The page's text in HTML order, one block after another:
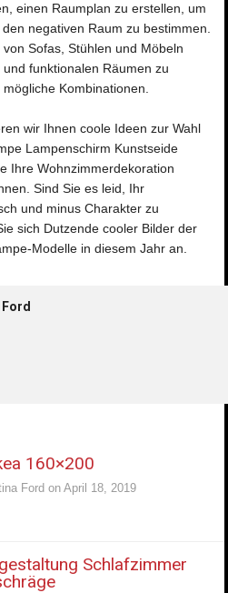
einen Raumplan zu erstellen, um
negativen Raum zu bestimmen.
Sofas, Stühlen und Möbeln
funktionalen Räumen zu
Kombinationen.
wir Ihnen coole Ideen zur Wahl
Lampenschirm Kunstseide
Ihre Wohnzimmerdekoration
Sind Sie es leid, Ihr
und minus Charakter zu
sich Dutzende cooler Bilder der
Modelle in diesem Jahr an.
160×200
Ford on April 18, 2019
Schlafzimmer